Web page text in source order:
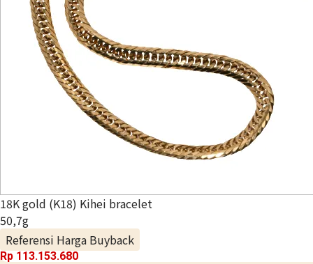
18K gold (K18) Kihei bracelet
50,7g
Referensi Harga Buyback
Rp 113.153.680